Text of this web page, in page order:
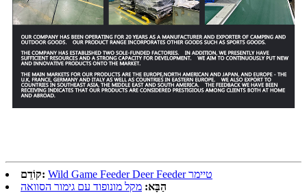
קוֹדֵם:
Wild Game Feeder Deer Feeder טיימר
הַבָּא: מקל מונופוד עם גימור הסוואה